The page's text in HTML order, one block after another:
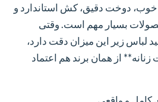
خوب، دوخت دقیق، کش استاندارد و
بسیار مهم است. وقتی
لباس زیر این میزان دقت دارد،
از همان برند هم اعتماد